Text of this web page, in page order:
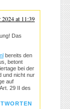
2024 at 11:39
Das
bereits den
betont
bei der
und nicht nur
auf
29 II des